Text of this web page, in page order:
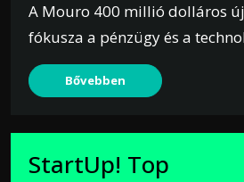
A Mouro 400 millió dolláros
fókusza a pénzügy és a
Bővebben
StartUp! Top